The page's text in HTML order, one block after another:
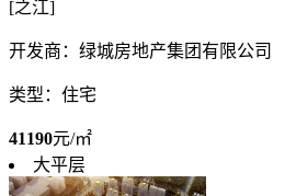
[之江]
开发商：绿城房地产集团有限公司
类型：住宅
41190元/㎡
大平层